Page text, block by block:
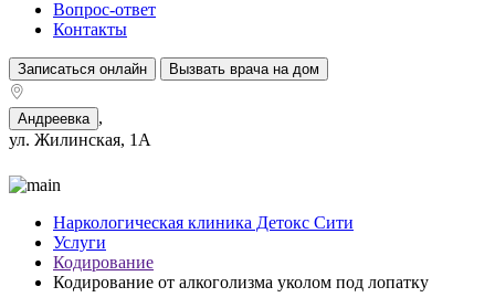
Вопрос-ответ
Контакты
Записаться онлайн Вызвать врача на дом
Андреевка ,
ул. Жилинская, 1А
Наркологическая клиника Детокс Сити
Услуги
Кодирование
Кодирование от алкоголизма уколом под лопатку